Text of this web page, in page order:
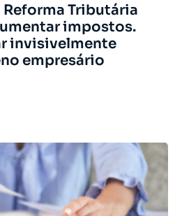
Tributária
impostos.
invisivelmente
empresário